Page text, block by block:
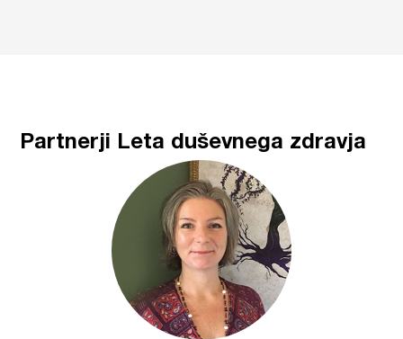
Partnerji Leta duševnega zdravja